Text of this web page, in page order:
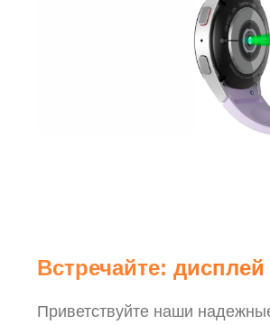
Встречайте:
Приветствуйте наши